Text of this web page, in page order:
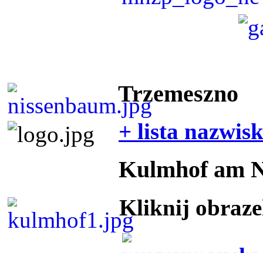
Trzemeszno
+ lista nazwisk
Kulmhof am
Kliknij